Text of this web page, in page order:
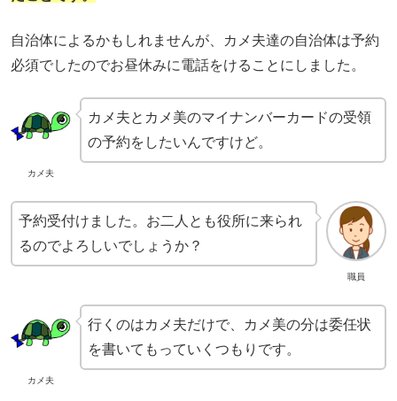
自治体によるかもしれませんが、カメ夫達の自治体は予約
必須でしたのでお昼休みに電話をけることにしました。
カメ夫
カメ夫とカメ美のマイナンバーカードの受領
の予約をしたいんですけど。
職員
予約受付けました。お二人とも役所に来られ
るのでよろしいでしょうか？
カメ夫
行くのはカメ夫だけで、カメ美の分は委任状
を書いてもっていくつもりです。